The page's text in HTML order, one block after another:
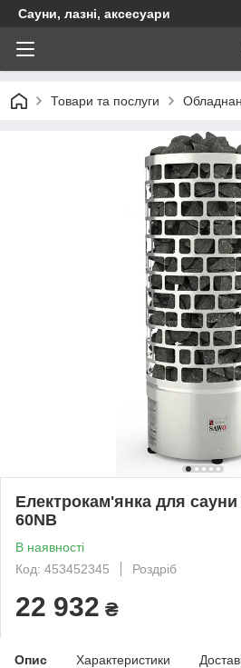
Сауни, лазні, аксесуари
Товари та послуги
Електрокам'янка для
60NB
В наявності
Код: 453452345
Роздріб
22 932 ₴
Опис Характеристики